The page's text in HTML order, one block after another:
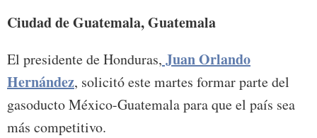
Ciudad de Guatemala, Guatemala
El presidente de Honduras, Juan Orlando
Hernández, solicitó este martes formar parte del
gasoducto México-Guatemala para que el país sea
más competitivo.